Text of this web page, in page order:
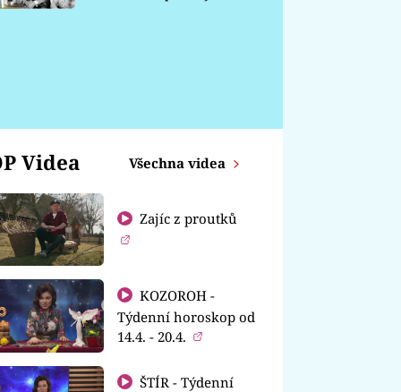
Videa Všechna videa
Zajíc z proutků
KOZOROH -
Týdenní horoskop od
14.4. - 20.4.
ŠTÍR - Týdenní